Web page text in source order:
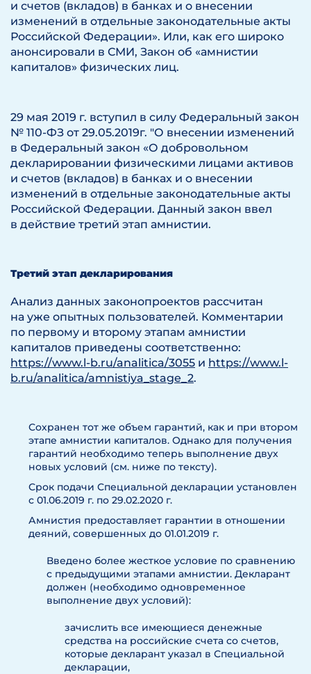
и счетов (вкладов) в банках и о внесении
изменений в отдельные законодательные акты
Российской Федерации». Или, как его широко
анонсировали в СМИ, Закон об «амнистии
капиталов» физических лиц.
29 мая 2019 г. вступил в силу Федеральный закон
№ 110-ФЗ от 29.05.2019г. "О внесении изменений
в Федеральный закон «О добровольном
декларировании физическими лицами активов
и счетов (вкладов) в банках и о внесении
изменений в отдельные законодательные акты
Российской Федерации. Данный закон ввел
в действие третий этап амнистии.
Третий этап декларирования
Анализ данных законопроектов рассчитан
на уже опытных пользователей. Комментарии
по первому и второму этапам амнистии
капиталов приведены соответственно:
https://www.l-b.ru/analitica/3055 и https://www.l-
b.ru/analitica/amnistiya_stage_2.
Сохранен тот же объем гарантий, как и при втором
этапе амнистии капиталов. Однако для получения
гарантий необходимо теперь выполнение двух
новых условий (см. ниже по тексту).
Срок подачи Специальной декларации установлен
с 01.06.2019 г. по 29.02.2020 г.
Амнистия предоставляет гарантии в отношении
деяний, совершенных до 01.01.2019 г.
Введено более жесткое условие по сравнению
с предыдущими этапами амнистии. Декларант
должен (необходимо одновременное
выполнение двух условий):
зачислить все имеющиеся денежные
средства на российские счета со счетов,
которые декларант указал в Специальной
декларации,